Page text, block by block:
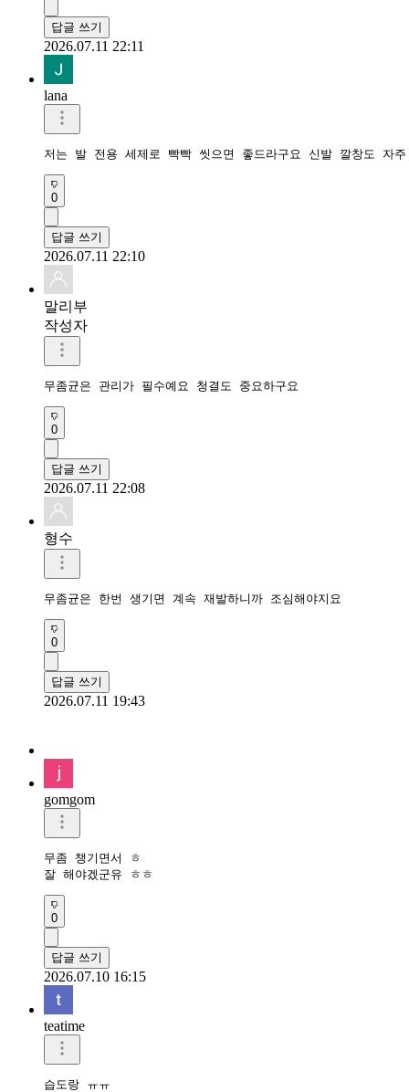
답글 쓰기
2026.07.11 22:11
lana
저는 발 전용 세제로 빡빡 씻으면 좋드라구요 신발 깔창도 자주
0
답글 쓰기
2026.07.11 22:10
말리부
작성자
무좀균은 관리가 필수예요 청결도 중요하구요
0
답글 쓰기
2026.07.11 22:08
형수
무좀균은 한번 생기면 계속 재발하니까 조심해야지요
0
답글 쓰기
2026.07.11 19:43
gomgom
무좀 챙기면서 ㅎ
잘 해야겠군유 ㅎㅎ
0
답글 쓰기
2026.07.10 16:15
teatime
습도랑 ㅠㅠ